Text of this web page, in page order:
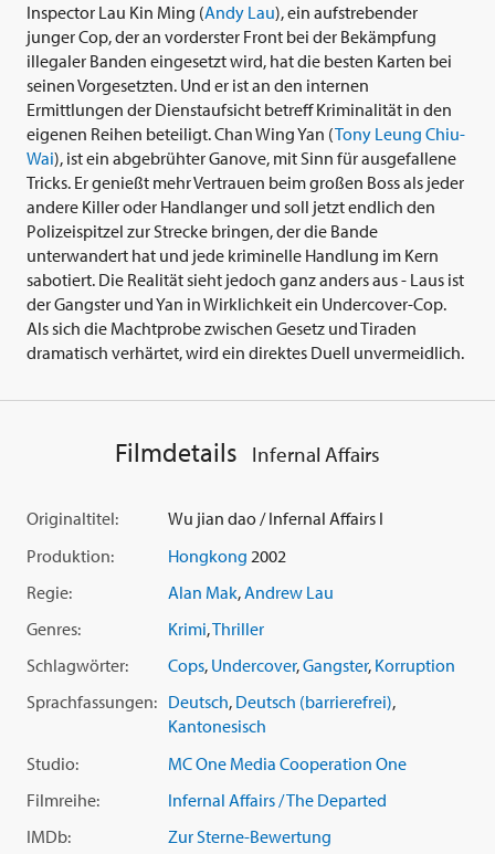
Inspector Lau Kin Ming (Andy Lau), ein aufstrebender
junger Cop, der an vorderster Front bei der Bekämpfung
illegaler Banden eingesetzt wird, hat die besten Karten bei
seinen Vorgesetzten. Und er ist an den internen
Ermittlungen der Dienstaufsicht betreff Kriminalität in den
eigenen Reihen beteiligt. Chan Wing Yan (Tony Leung Chiu-
Wai), ist ein abgebrühter Ganove, mit Sinn für ausgefallene
Tricks. Er genießt mehr Vertrauen beim großen Boss als jeder
andere Killer oder Handlanger und soll jetzt endlich den
Polizeispitzel zur Strecke bringen, der die Bande
unterwandert hat und jede kriminelle Handlung im Kern
sabotiert. Die Realität sieht jedoch ganz anders aus - Laus ist
der Gangster und Yan in Wirklichkeit ein Undercover-Cop.
Als sich die Machtprobe zwischen Gesetz und Tiraden
dramatisch verhärtet, wird ein direktes Duell unvermeidlich.
Filmdetails Infernal Affairs
Originaltitel:
Wu jian dao / Infernal Affairs I
Produktion:
Hongkong 2002
Regie:
Alan Mak,Andrew Lau
Genres:
Krimi,Thriller
Schlagwörter:
Cops, Undercover,Gangster, Korruption
Sprachfassungen: Deutsch, Deutsch (barrierefrei),
Kantonesisch
Studio:
MC One Media Cooperation One
Filmreihe:
Infernal Affairs / The Departed
IMDb:
Zur Sterne-Bewertung